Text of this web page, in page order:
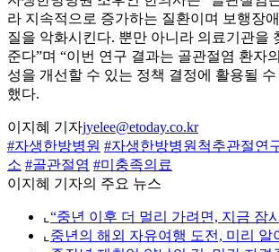
라 지속적으로 증가하는 질환이며 보행장
질을 악화시킨다. 뿐만 아니라 의료기관을
준다”며 “이번 연구 결과는 골관절염 환자
성을 개선할 수 있는 정책 결정에 활용될
했다.
이지혜 기자jyelee@etoday.co.kr
#자생한방병원 #자생한방병원척추관절연
소 #골관절염 #미충족의료
이지혜 기자의 주요 뉴스
⌞ “중년 이후 더 멀리 가려면, 지금 잠
⌞ 중년의 해외 자유여행 도전, 미리 알